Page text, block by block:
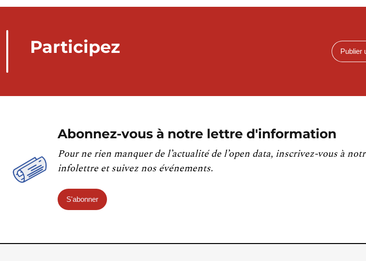
Participez Publier
Abonnez-vous à notre lettre d'information
Pour ne rien manquer de l’actualité de l’open data, inscrivez-vous à
infolettre et suivez nos événements.
S'abonner